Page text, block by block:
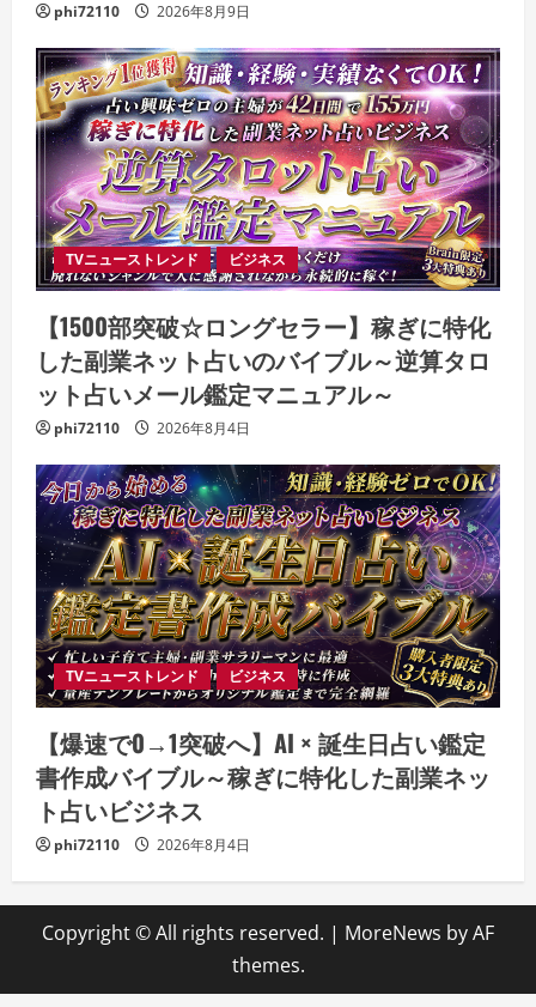
phi72110 2026年8月9日
TVニューストレンド ビジネス
【1500部突破☆ロングセラー】稼ぎに特化
した副業ネット占いのバイブル～逆算タロ
ット占いメール鑑定マニュアル～
phi72110 2026年8月4日
TVニューストレンド ビジネス
【爆速で0→1突破へ】AI × 誕生日占い鑑定
書作成バイブル～稼ぎに特化した副業ネッ
ト占いビジネス
phi72110 2026年8月4日
Copyright © All rights reserved. | MoreNews by AF
themes.